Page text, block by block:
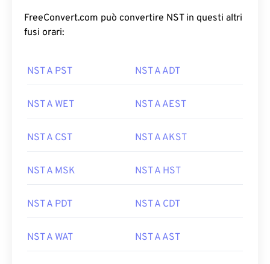
FreeConvert.com può convertire NST in questi altri
fusi orari:
NST A PST NST A ADT
NST A WET NST A AEST
NST A CST NST A AKST
NST A MSK NST A HST
NST A PDT NST A CDT
NST A WAT NST A AST